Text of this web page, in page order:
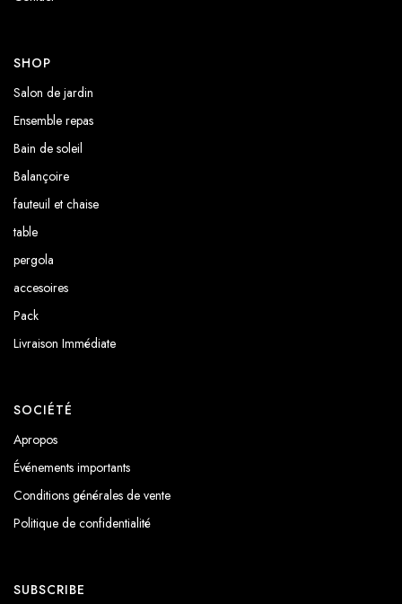
SHOP
Salon de jardin
Ensemble repas
Bain de soleil
Balançoire
fauteuil et chaise
table
pergola
accesoires
Pack
Livraison Immédiate
SOCIÉTÉ
Apropos
Événements importants
Conditions générales de vente
Politique de confidentialité
SUBSCRIBE